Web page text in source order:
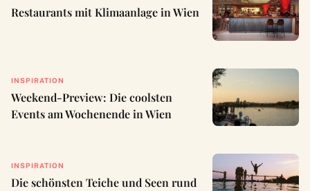
Restaurants mit Klimaanlage in Wien
INSPIRATION
Weekend-Preview: Die coolsten
Events am Wochenende in Wien
INSPIRATION
Die schönsten Teiche und Seen rund